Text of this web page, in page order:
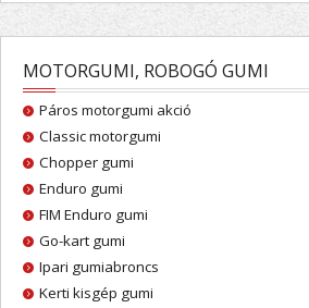
MOTORGUMI, ROBOGÓ GUMI
Páros motorgumi akció
Classic motorgumi
Chopper gumi
Enduro gumi
FIM Enduro gumi
Go-kart gumi
Ipari gumiabroncs
Kerti kisgép gumi